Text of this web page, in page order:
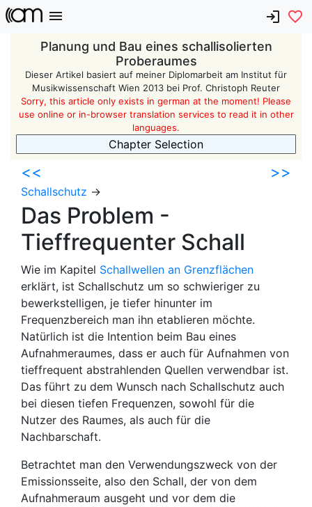
Planung und Bau eines schallisolierten
Proberaumes
Dieser Artikel basiert auf meiner Diplomarbeit am Institut für
Musikwissenschaft Wien 2013 bei Prof. Christoph Reuter
Sorry, this article only exists in german at the moment! Please
use online or in-browser translation services to read it in other
languages.
Chapter Selection
<< >>
Schallschutz ->
Das Problem -
Tieffrequenter Schall
Wie im Kapitel Schallwellen an Grenzflächen
erklärt, ist Schallschutz um so schwieriger zu
bewerkstelligen, je tiefer hinunter im
Frequenzbereich man ihn etablieren möchte.
Natürlich ist die Intention beim Bau eines
Aufnahmeraumes, dass er auch für Aufnahmen von
tieffrequent abstrahlenden Quellen verwendbar ist.
Das führt zu dem Wunsch nach Schallschutz auch
bei diesen tiefen Frequenzen, sowohl für die
Nutzer des Raumes, als auch für die
Nachbarschaft.
Betrachtet man den Verwendungszweck von der
Emissionsseite, also den Schall, der von dem
Aufnahmeraum ausgeht und vor dem die